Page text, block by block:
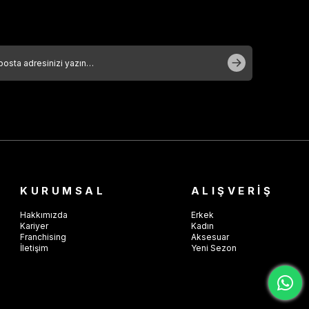
KURUMSAL
Hakkımızda
Kariyer
Franchising
İletişim
ALIŞVERİŞ
Erkek
Kadın
Aksesuar
Yeni Sezon